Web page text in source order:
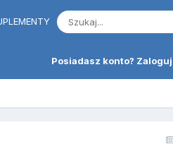
Posiadasz konto?